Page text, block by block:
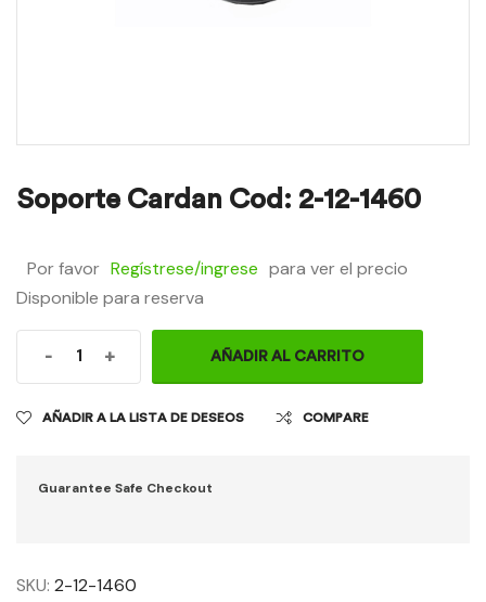
Soporte Cardan Cod: 2-12-1460
Por favor Regístrese/ingrese para ver el precio
Disponible para reserva
- + AÑADIR AL CARRITO
AÑADIR A LA LISTA DE DESEOS COMPARE
Guarantee Safe Checkout
SKU: 2-12-1460